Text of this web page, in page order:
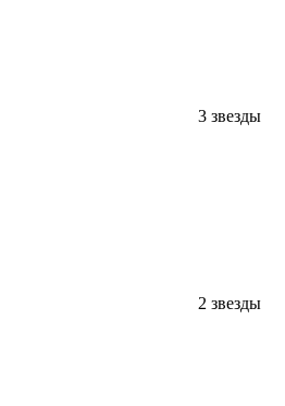
3 звезды
2 звезды